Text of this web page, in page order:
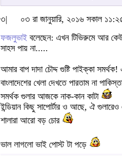
৩|
০৩ রা জানুয়ারি, ২০১৬ সকাল
ফজলুভাই বলেছেন: এখন টিভিরুমে আর
সাহস পায় না.....
আমার বাপ দাদা চৌদ্দ গুষ্টি পাইক্কা
বাংলাদেশের খেলা দেখতে পারতাম না
সমর্থক গুলার আজকে নাক-কান কাটা
ইন্ডিয়ান কিছু সাপোর্টার ও আছে, ঐ
শালারা আরো বড় চোর
ভাল লাগলো ভাই পোস্ট টা পড়ে